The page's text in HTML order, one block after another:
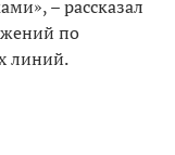
– рассказал
по
линий.